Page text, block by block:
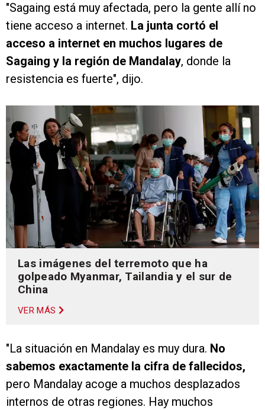
"Sagaing está muy afectada, pero la gente allí no
tiene acceso a internet. La junta cortó el
acceso a internet en muchos lugares de
Sagaing y la región de Mandalay, donde la
resistencia es fuerte", dijo.
Las imágenes del terremoto que ha
golpeado Myanmar, Tailandia y el sur de
China
VER MÁS
"La situación en Mandalay es muy dura. No
sabemos exactamente la cifra de fallecidos,
pero Mandalay acoge a muchos desplazados
internos de otras regiones. Hay muchos